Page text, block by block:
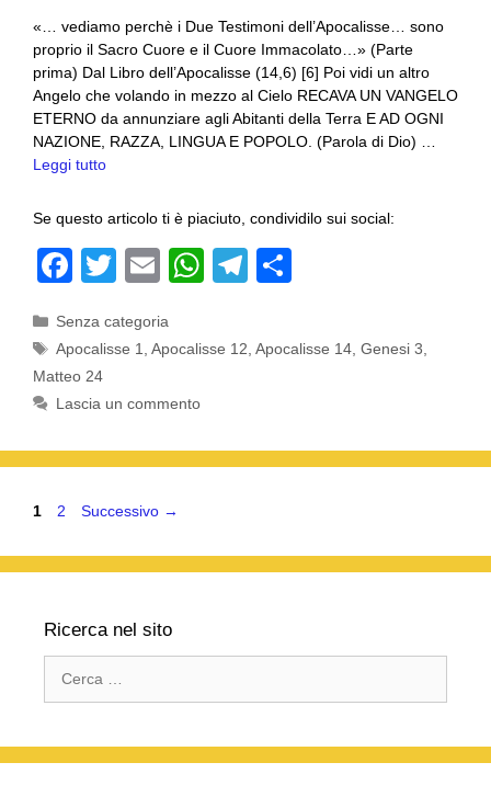
«… vediamo perchè i Due Testimoni dell’Apocalisse… sono
proprio il Sacro Cuore e il Cuore Immacolato…» (Parte
prima) Dal Libro dell’Apocalisse (14,6) [6] Poi vidi un altro
Angelo che volando in mezzo al Cielo RECAVA UN VANGELO
ETERNO da annunziare agli Abitanti della Terra E AD OGNI
NAZIONE, RAZZA, LINGUA E POPOLO. (Parola di Dio) …
Leggi tutto
Se questo articolo ti è piaciuto, condividilo sui social:
F
c
e
b
o
o
k
T
tt
er
E
ail
W
at
p
p
T
e
gr
m
n
di
Categorie
Senza categoria
Tag
Apocalisse 1 ,Apocalisse 12 ,Apocalisse 14 ,Genesi 3
Matteo 24
Lascia un commento
Pagina
1 Pagina
2 Successivo →
Ricerca nel sito
per: